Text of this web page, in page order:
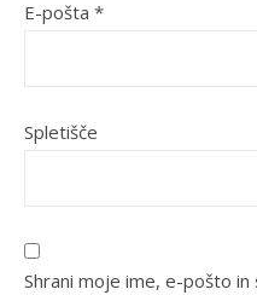
E-pošta *
Spletišče
Shrani moje ime, e-pošto